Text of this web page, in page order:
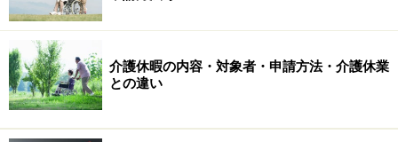
介護休暇の内容・対象者・申請方法・介護休業
との違い